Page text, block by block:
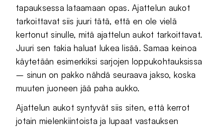
tapauksessa lataamaan opas. Ajattelun aukot
tarkoittavat siis juuri tätä, että en ole vielä
kertonut sinulle, mitä ajattelun aukot tarkoittavat.
Juuri sen takia haluat lukea lisää. Samaa keinoa
käytetään esimerkiksi sarjojen loppukohtauksissa
– sinun on pakko nähdä seuraava jakso, koska
muuten juoneen jää paha aukko.
Ajattelun aukot syntyvät siis siten, että kerrot
jotain mielenkiintoista ja lupaat vastauksen